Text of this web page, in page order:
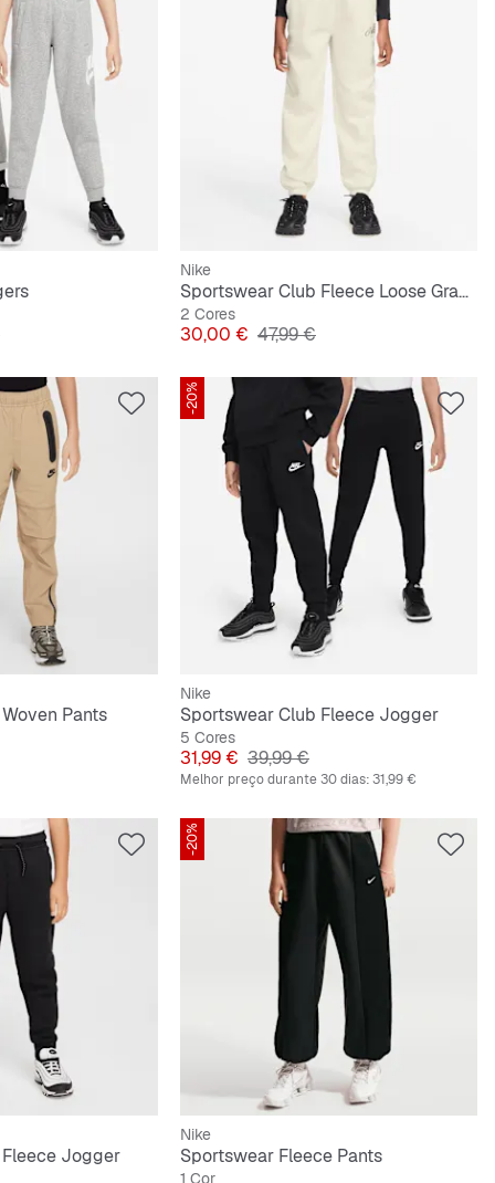
Nike
Sportswear Club Fleece Loose Graphic Pant
2 Cores
Preço
30,00 € Preço original
47,99 €
Pants
-20%
Nike
Sportswear Club Fleece Jogger
5 Cores
Preço
31,99 € Preço original
39,99 €
Melhor preço durante 30 dias:31,99 €
Jogger
-20%
Nike
Sportswear Fleece Pants
1 Cor